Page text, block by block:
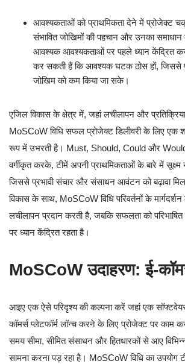
आवश्यकताओं को प्राथमिकता देने में प्रोजेक्ट
संभावित जोखिमों की पहचान और उनका
आवश्यक आवश्यकताओं पर पहले ध्यान केंद्रित
कर सकती हैं कि आवश्यक घटक ठोस हों, जिससे
जोखिम को कम किया जा सके।
एजिल विकास के क्षेत्र में, जहां लचीलापन और प्रतिक्रिया
MoSCoW विधि सफल प्रोजेक्ट डिलीवरी के लिए एक
रूप में उभरती है। Must, Should, Could और
वर्गीकृत करके, टीमें अपनी प्राथमिकताओं के बारे में सूक्ष्म
जिससे प्रभावी संचार और संसाधन आवंटन को बढ़ावा
विकास के साथ, MoSCoW विधि परिवर्तनों के
लचीलापन प्रदान करती है, जबकि सफलता को परिभाषित
पर ध्यान केंद्रित रहता है।
MoSCoW उदाहरण: ई-
आइए एक ऐसे परिदृश्य की कल्पना करें जहां एक
कॉमर्स प्लेटफॉर्म लॉन्च करने के लिए प्रोजेक्ट पर काम
समय सीमा, सीमित संसाधन और हितधारकों से आए
सामना करना पड़ रहा है। MoSCoW विधि का उपयोग